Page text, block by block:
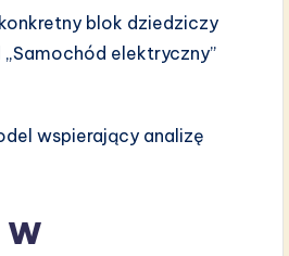
blok dziedziczy
elektryczny”
wspierający analizę
w